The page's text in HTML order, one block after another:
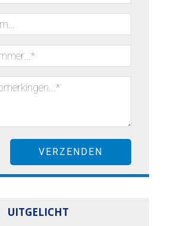
UITGELICHT